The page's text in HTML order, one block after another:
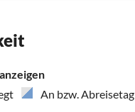
An bzw. Abreisetag